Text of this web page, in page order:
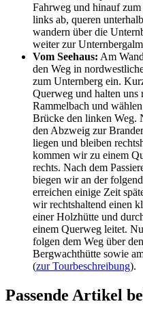
Fahrweg und hinauf
links ab, queren
wandern über die
weiter zur
Vom Seehaus: Am
den Weg in
zum Unternberg ein.
Querweg und halten uns
Rammelbach und
Brücke den linken Weg.
den Abzweig zur
liegen und bleiben
kommen wir zu einem
rechts. Nach dem
biegen wir an der
erreichen einige Zeit
wir rechtshaltend einen
einer Holzhütte und
einem Querweg leitet.
folgen dem Weg über
Bergwachthütte sowie
(zur Tourbeschreibung).
Passende Artikel